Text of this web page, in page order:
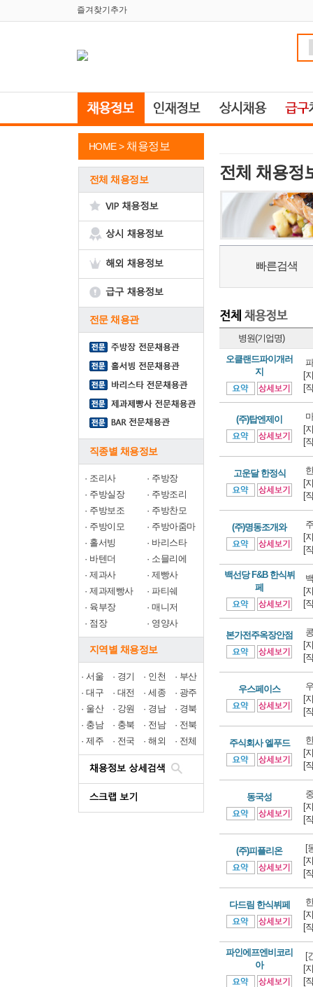
즐겨찾기추가
HOME > 채용정보
전체 채용정보
전문 채용관
직종별 채용정보
· 조리사 · 주방장
· 주방실장 · 주방조리
· 주방보조 · 주방찬모
· 주방이모 · 주방아줌마
· 홀서빙 · 바리스타
· 바텐더 · 소믈리에
·제과사 ·제빵사
·제과제빵사 ·파티쉐
· 육부장 ·매니저
· 점장 · 영양사
지역별 채용정보
· 서울 · 경기 · 인천 · 부산
· 대구 · 대전 · 세종 · 광주
· 울산 · 강원 · 경남 · 경북
· 충남 · 충북 · 전남 · 전북
· 제주 · 전국 · 해외 · 전체
전체 채용정
빠른검색
병원(기업명)
오클랜드파이개러
지
[
[
(주)탑엔제이
[
[
고운달 한정식
[
[
(주)명동조개와
[
[
백선당 F&B 한식뷔
페
[
[
본가전주옥장안점
[
[
우스페이스
[
[
주식회사 엘푸드
[
[
동국성
[
[
(주)피플리온
[
[
[
다드림 한식뷔페
[
[
파인에프엔비코리
아
[
[
[